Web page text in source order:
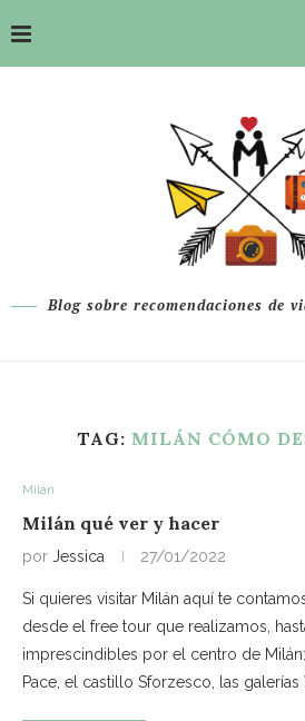
Blog sobre recomendaciones de
TAG: MILÁN CÓMO
Milán
Milán qué ver y hacer
por Jessica 27/01/2022
Si quieres visitar Milán aquí te
desde el free tour que realizamos,
imprescindibles por el centro de
Pace, el castillo Sforzesco, las